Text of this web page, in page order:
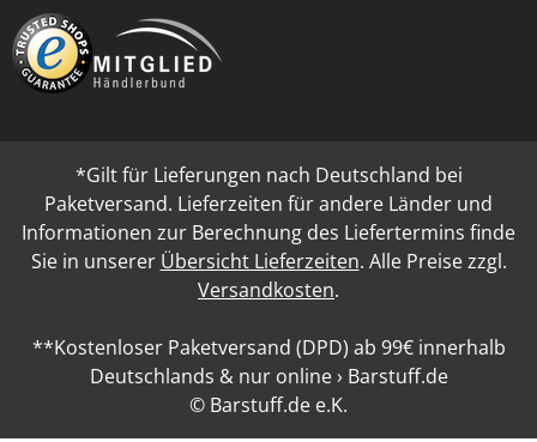
*Gilt für Lieferungen nach Deutschland bei
Paketversand. Lieferzeiten für andere Länder und
Informationen zur Berechnung des Liefertermins finde
Sie in unserer Übersicht Lieferzeiten. Alle Preise zzgl.
Versandkosten.
**Kostenloser Paketversand (DPD) ab 99€ innerhalb
Deutschlands & nur online › Barstuff.de
© Barstuff.de e.K.